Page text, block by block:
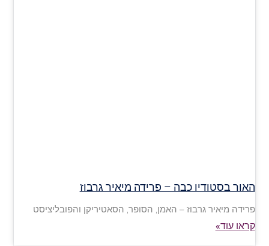
האור בסטודיו כבה – פרידה מיאיר גרבוז
פרידה מיאיר גרבוז – האמן, הסופר, הסאטיריקן והפובליציסט
קראו עוד»